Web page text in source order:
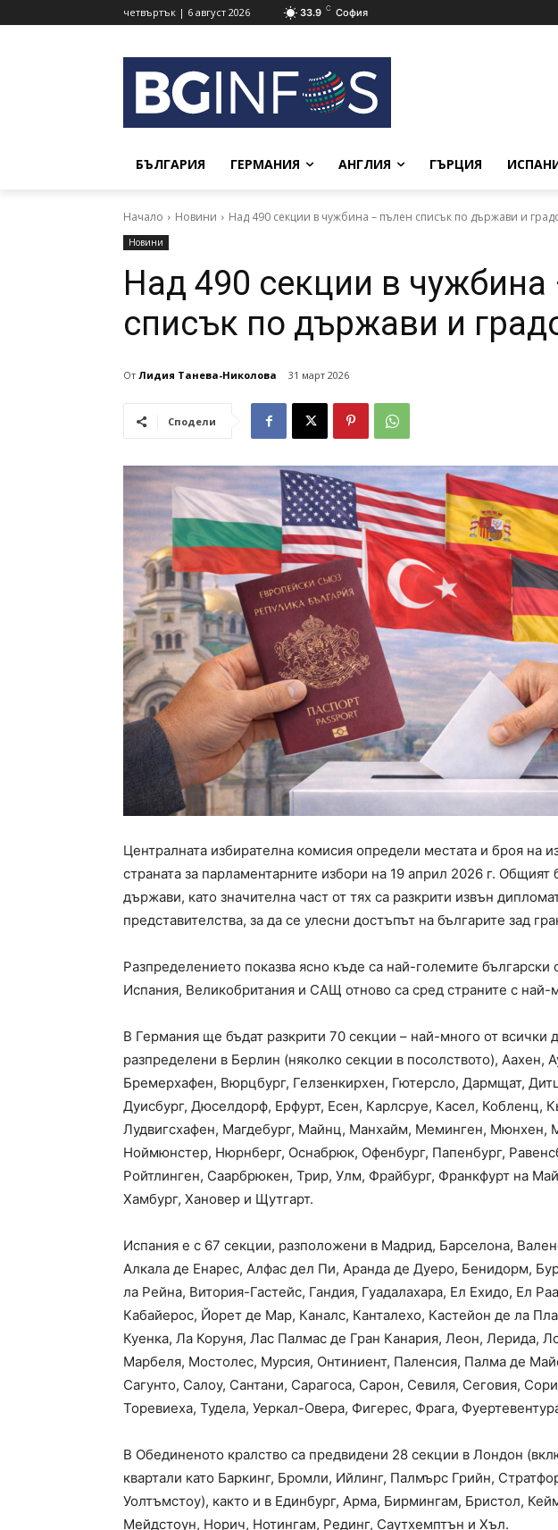
четвъртък | 6 август 2026 33.9 C София
БЪЛГАРИЯ ГЕРМАНИЯ АНГЛИЯ ГЪРЦИЯ
Начало Новини Над 490 секции в чужбина – пълен списък по държави и
Новини
Над 490 секции в чужбина
списък по държави и
От Лидия Танева-Николова 31 март 2026
Сподели
Централната избирателна комисия определи местата и броя на
страната за парламентарните избори на 19 април 2026 г.
държави, като значителна част от тях са разкрити извън
представителства, за да се улесни достъпът на българите зад
Разпределението показва ясно къде са най-големите
Испания, Великобритания и САЩ отново са сред страните с най-
В Германия ще бъдат разкрити 70 секции – най-много от всички
разпределени в Берлин (няколко секции в посолството), Аахен,
Бремерхафен, Вюрцбург, Гелзенкирхен, Гютерсло, Дармщат,
Дуисбург, Дюселдорф, Ерфурт, Есен, Карлсруе, Касел, Кобленц,
Лудвигсхафен, Магдебург, Майнц, Манхайм, Меминген, Мюнхен,
Ноймюнстер, Нюрнберг, Оснабрюк, Офенбург, Папенбург,
Ройтлинген, Саарбрюкен, Трир, Улм, Фрайбург, Франкфурт на
Хамбург, Хановер и Щутгарт.
Испания е с 67 секции, разположени в Мадрид, Барселона,
Алкала де Енарес, Алфас дел Пи, Аранда де Дуеро, Бенидорм,
ла Рейна, Витория-Гастейс, Гандия, Гуадалахара, Ел Ехидо, Ел
Кабайерос, Йорет де Мар, Каналс, Канталехо, Кастейон де ла
Куенка, Ла Коруня, Лас Палмас де Гран Канария, Леон, Лерида,
Марбеля, Мостолес, Мурсия, Онтиниент, Паленсия, Палма де
Сагунто, Салоу, Сантани, Сарагоса, Сарон, Севиля, Сеговия,
Торевиеха, Тудела, Уеркал-Овера, Фигерес, Фрага,
В Обединеното кралство са предвидени 28 секции в Лондон
квартали като Баркинг, Бромли, Ийлинг, Палмърс Грийн,
Уолтъмстоу), както и в Единбург, Арма, Бирмингам, Бристол,
Мейдстоун, Норич, Нотингам, Рединг, Саутхемптън и Хъл.